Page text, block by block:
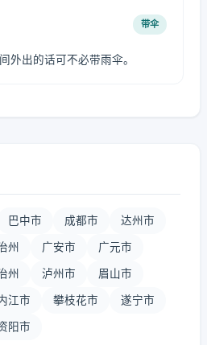
带伞
外出的话可不必带雨伞。
巴中市 成都市 达州市
州 广安市 广元市
州 泸州市 眉山市
江市 攀枝花市 遂宁市
阳市